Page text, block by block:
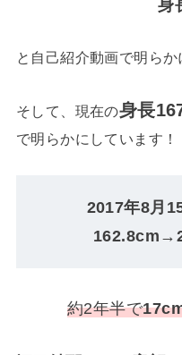
身
と自己紹介動画で明らか
そして、現在の身長
で明らかにしています！
2017年8月
約2年半で